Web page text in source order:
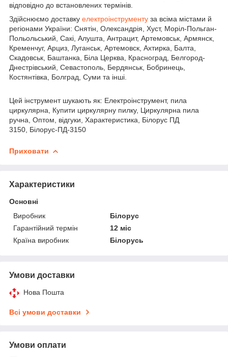
відповідно до встановлених термінів.
Здійснюємо доставку електроінструменту за всіма містами й
регіонами України: Снятін, Олександрія, Хуст, Моріл-Польган-
Польольський, Сакі, Алушта, Антрацит, Артемовськ, Армянск,
Кременчуг, Арциз, Луганськ, Артемовск, Ахтирка, Балта,
Скадовськ, Баштанка, Біла Церква, Красноград, Белгород-
Днестрівський, Севастополь, Бердянськ, Бобринець,
Костянтівка, Болград, Суми та інші.
Цей інструмент шукають як: Електроінструмент, пила
циркулярна, Купити циркулярну пилку, Циркулярна пила
ручна, Оптом, відгуки, Характеристика, Білорус ПД
3150, Білорус-ПД-3150
Приховати
Характеристики
Основні
Виробник
Білорус
Гарантійний термін
12 міс
Країна виробник
Білорусь
Умови доставки
Нова Пошта
Всі умови доставки
Умови оплати